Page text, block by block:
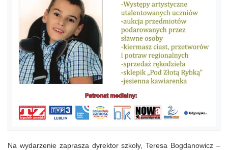
Na wydarzenie zaprasza dyrektor szkoły, Teresa Bogdanowicz –